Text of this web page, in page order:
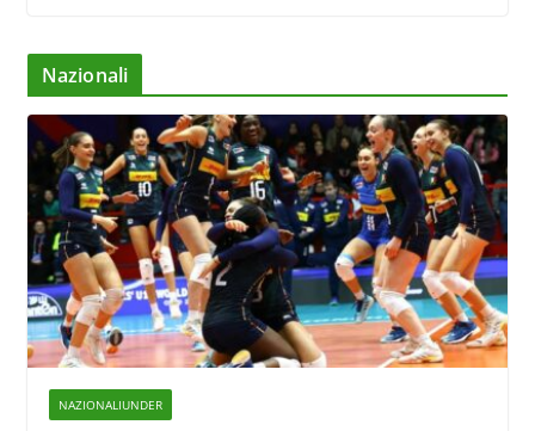
Nazionali
NAZIONALIUNDER